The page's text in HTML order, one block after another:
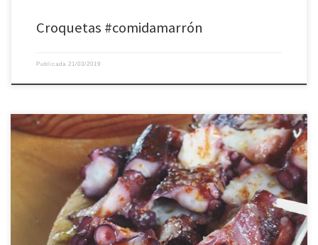
Croquetas #comidamarrón
Publicada 21/03/2019